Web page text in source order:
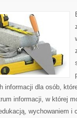
informacji dla osób,
informacji, w której
wychowaniem i